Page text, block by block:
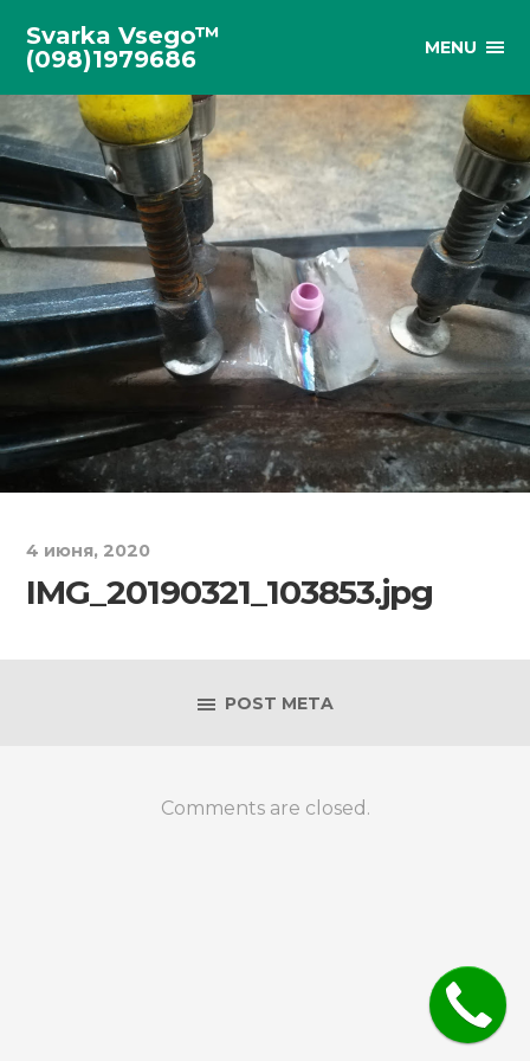
Svarka Vsego™
(098)1979686
MENU
4 июня, 2020
IMG_20190321_103853.jpg
POST META
Comments are closed.